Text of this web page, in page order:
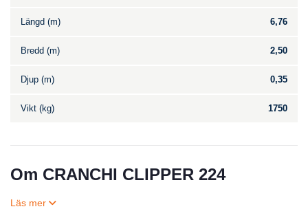
Längd (m) 6,76
Bredd (m) 2,50
Djup (m) 0,35
Vikt (kg) 1750
Om CRANCHI CLIPPER 224